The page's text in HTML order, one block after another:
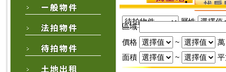
屬性
區域
價格
~
萬
面積
~